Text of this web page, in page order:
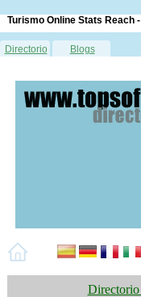
Turismo Online Stats Reach
Directorio Blogs
Directorio